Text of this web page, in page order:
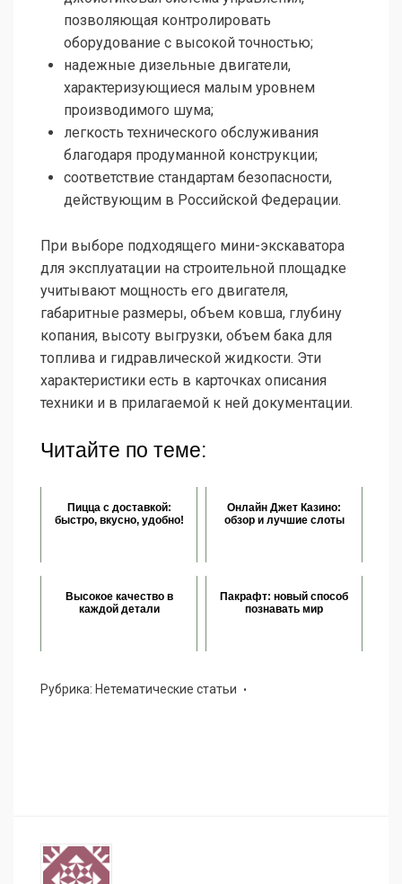
позволяющая контролировать
оборудование с высокой точностью;
надежные дизельные двигатели,
характеризующиеся малым уровнем
производимого шума;
легкость технического обслуживания
благодаря продуманной конструкции;
соответствие стандартам безопасности,
действующим в Российской Федерации.
При выборе подходящего мини-экскаватора
для эксплуатации на строительной площадке
учитывают мощность его двигателя,
габаритные размеры, объем ковша, глубину
копания, высоту выгрузки, объем бака для
топлива и гидравлической жидкости. Эти
характеристики есть в карточках описания
техники и в прилагаемой к ней документации.
Читайте по теме:
Пицца с доставкой:
быстро, вкусно, удобно!
Онлайн Джет Казино:
обзор и лучшие слоты
Высокое качество в
каждой детали
Пакрафт: новый способ
познавать мир
Рубрика: Нетематические статьи